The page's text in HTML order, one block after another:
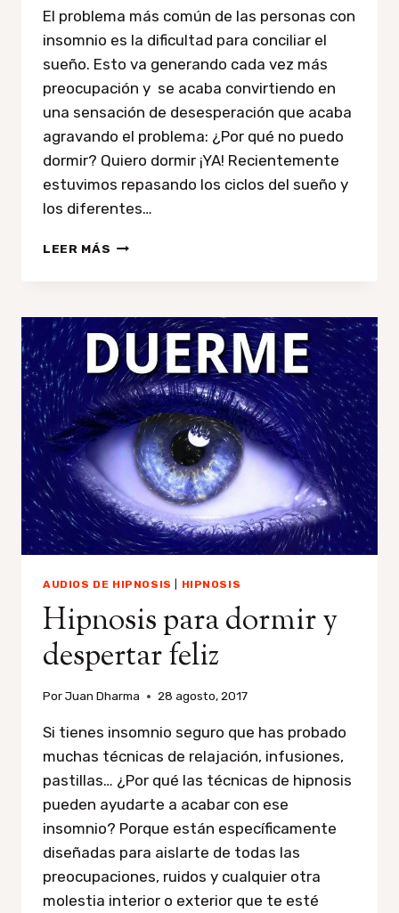
El problema más común de las personas con
insomnio es la dificultad para conciliar el
sueño. Esto va generando cada vez más
preocupación y se acaba convirtiendo en
una sensación de desesperación que acaba
agravando el problema: ¿Por qué no puedo
dormir? Quiero dormir ¡YA! Recientemente
estuvimos repasando los ciclos del sueño y
los diferentes…
LEER MÁS ¿POR
DORMIR?
TRUCOS
CONTRA
EL
INSOMNIO
AUDIOS DE HIPNOSIS HIPNOSIS
Hipnosis para dormir y
despertar feliz
PorJuan Dharma 28 agosto, 2017
Si tienes insomnio seguro que has probado
muchas técnicas de relajación, infusiones,
pastillas… ¿Por qué las técnicas de hipnosis
pueden ayudarte a acabar con ese
insomnio? Porque están específicamente
diseñadas para aislarte de todas las
preocupaciones, ruidos y cualquier otra
molestia interior o exterior que te esté